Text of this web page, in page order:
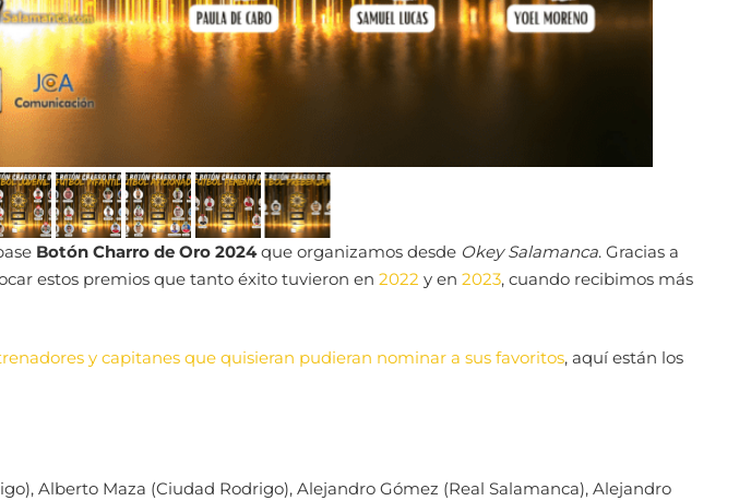
Botón Charro de Oro 2024que organizamos desde Okey Salamanca. Gracias a
estos premios que tanto éxito tuvieron en 2022 y en 2023, cuando recibimos más
y capitanes que quisieran pudieran nominar a sus favoritos, aquí están los
Alberto Maza (Ciudad Rodrigo), Alejandro Gómez (Real Salamanca), Alejandro